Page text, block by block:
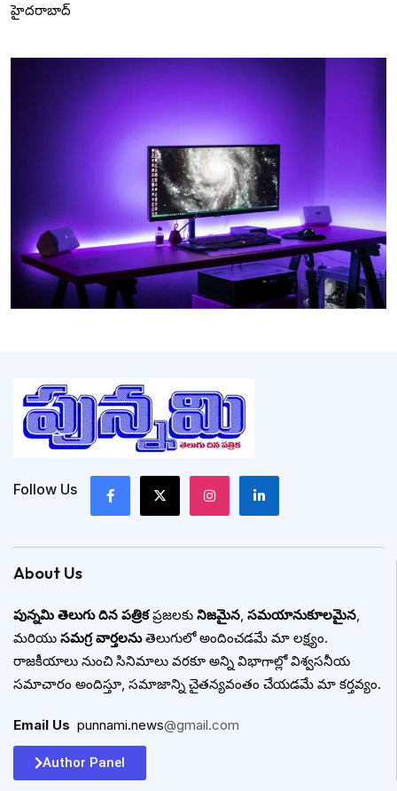
హైదరాబాద్
Follow Us
About Us
పున్నమి తెలుగు దిన పత్రికప్రజలకు నిజమైన, సమయానుకూలమైన,
మరియు సమగ్ర వార్తలనుతెలుగులో అందించడమే మా లక్ష్యం.
రాజకీయాలు నుంచి సినిమాలు వరకూ అన్ని విభాగాల్లో విశ్వసనీయ
సమాచారం అందిస్తూ, సమాజాన్ని చైతన్యవంతం చేయడమే మా కర్తవ్యం.
Email Us punnami.news@gmail.com
Author Panel